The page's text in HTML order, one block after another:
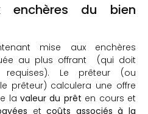
du bien
mise aux enchères
au plus offrant (qui doit
Le prêteur (ou
prêteur) calculera une offre
la valeur du prêt en cours et
etcoûts associés à la